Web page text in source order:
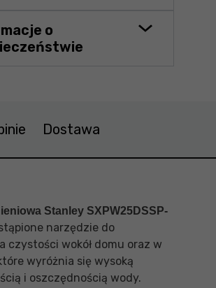
o
Dostawa
Stanley SXPW25DSSP-
narzędzie do
czystości wokół domu oraz w
wyróżnia się wysoką
i oszczędnością wody.